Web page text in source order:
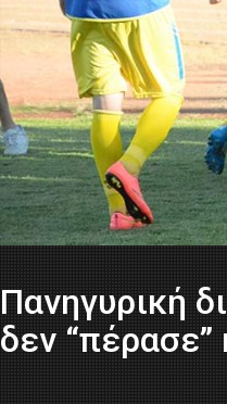
Πανηγυρική
δεν